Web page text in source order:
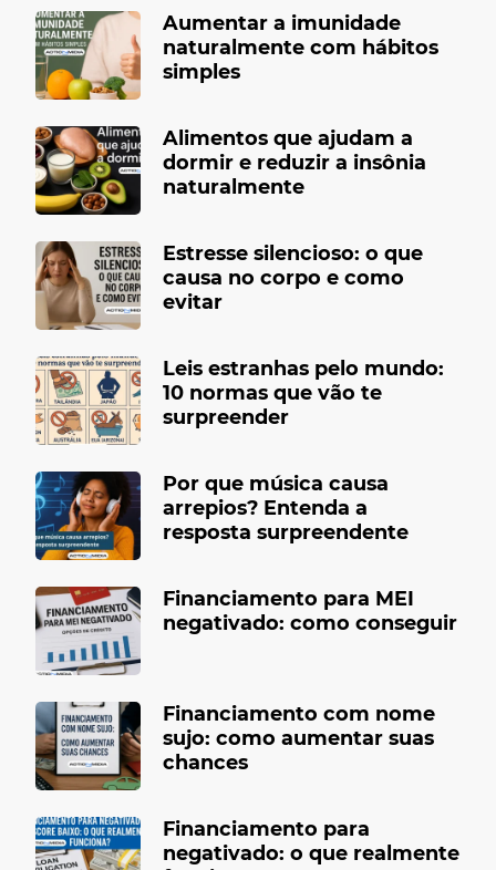
Aumentar a imunidade
naturalmente com hábitos
simples
Alimentos que ajudam a
dormir e reduzir a insônia
naturalmente
Estresse silencioso: o que
causa no corpo e como
evitar
Leis estranhas pelo mundo:
10 normas que vão te
surpreender
Por que música causa
arrepios? Entenda a
resposta surpreendente
Financiamento para MEI
negativado: como conseguir
Financiamento com nome
sujo: como aumentar suas
chances
Financiamento para
negativado: o que realmente